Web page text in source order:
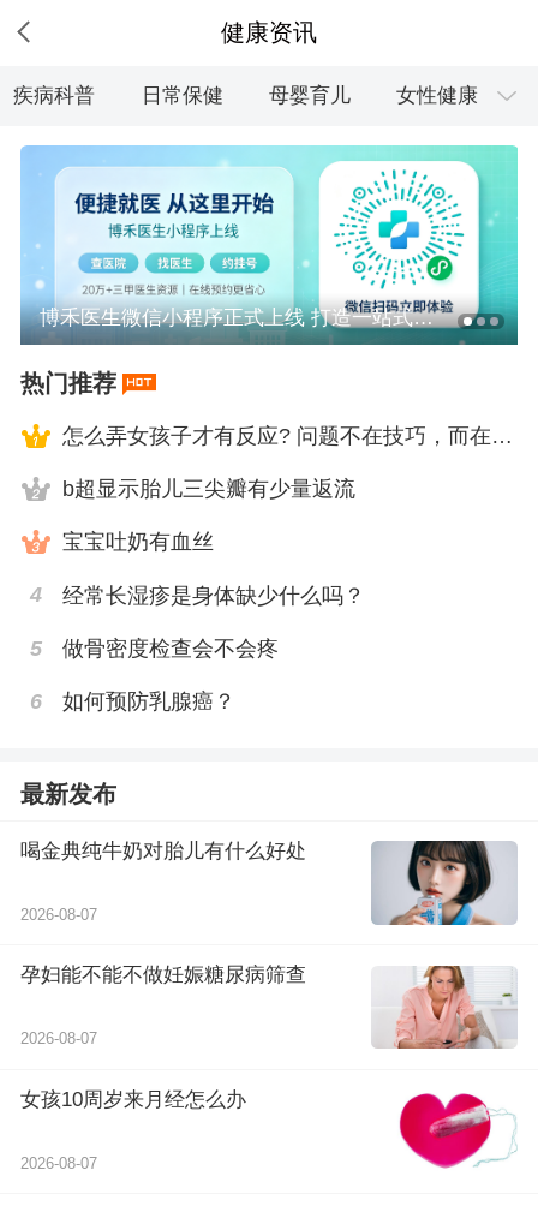
健康资讯
疾病科普 日常保健 母婴育儿
女性健康
博禾医生微信小程序正式上线 打造一站式便捷就医健康服务平台
热门推荐
怎么弄女孩子才有反应? 问题不在技巧，而在这几点
b超显示胎儿三尖瓣有少量返流
宝宝吐奶有血丝
4 经常长湿疹是身体缺少什么吗？
5 做骨密度检查会不会疼
6 如何预防乳腺癌？
最新发布
喝金典纯牛奶对胎儿有什么好处
2026-08-07
孕妇能不能不做妊娠糖尿病筛查
2026-08-07
女孩10周岁来月经怎么办
2026-08-07